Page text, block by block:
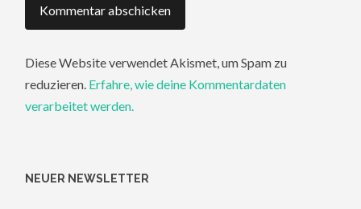
Diese Website verwendet Akismet, um Spam zu
reduzieren. Erfahre, wie deine Kommentardaten
verarbeitet werden.
NEUER NEWSLETTER